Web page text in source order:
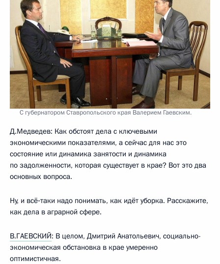
С губернатором Ставропольского края Валерием Гаевским.
Д.Медведев: Как обстоят дела с ключевыми
экономическими показателями, а сейчас для нас это
состояние или динамика занятости и динамика
по задолженности, которая существует в крае? Вот это два
основных вопроса.
Ну, и всё‑таки надо понимать, как идёт уборка. Расскажите,
как дела в аграрной сфере.
В.ГАЕВСКИЙ: В целом, Дмитрий Анатольевич, социально-
экономическая обстановка в крае умеренно
оптимистичная.